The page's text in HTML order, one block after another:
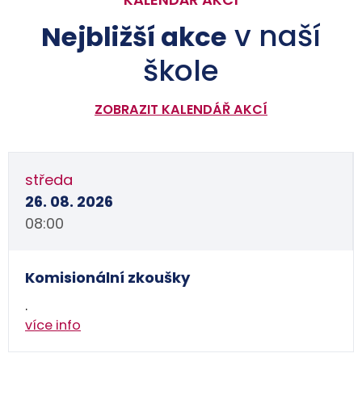
Nejbližší akce v naší
škole
ZOBRAZIT KALENDÁŘ AKCÍ
středa
26. 08. 2026
08:00
Komisionální zkoušky
.
více info